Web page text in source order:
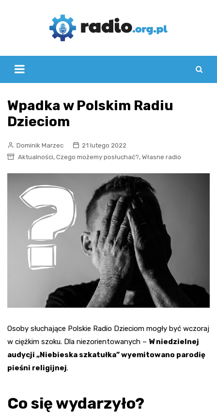
Wpadka w Polskim Radiu
Dzieciom
Dominik Marzec
21 lutego 2022
Aktualności, Czego możemy posłuchać?, Własne radio
Osoby słuchające Polskie Radio Dzieciom mogły być wczoraj
w ciężkim szoku. Dla niezorientowanych – W niedzielnej
audycji „Niebieska szkatułka” wyemitowano parodię
pieśni religijnej.
Co się wydarzyło?